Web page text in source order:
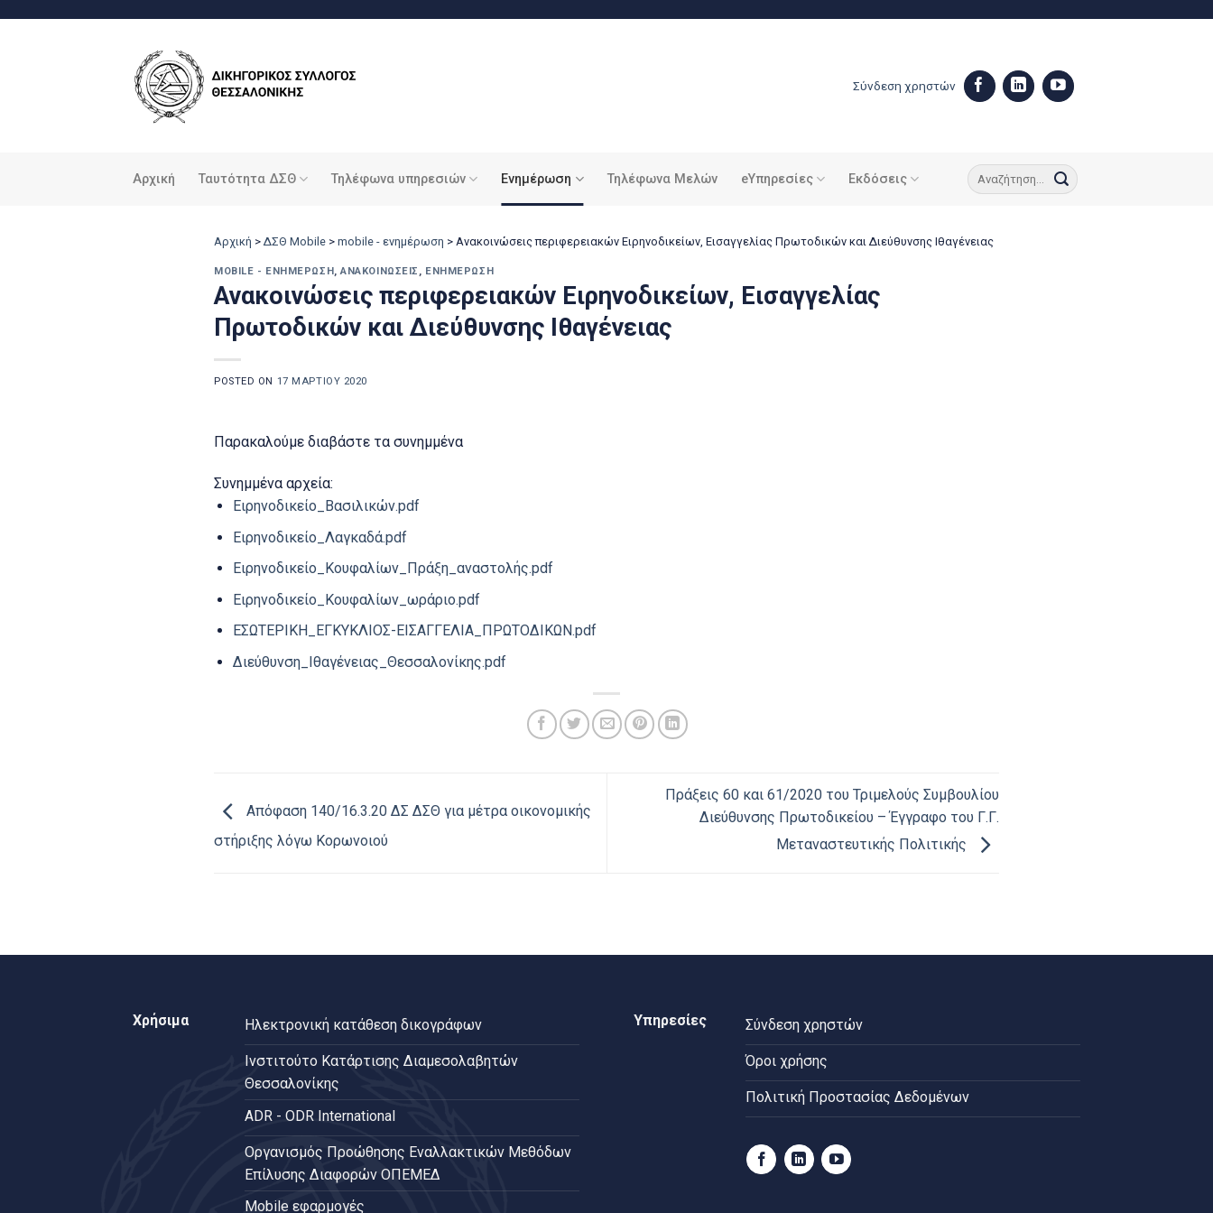
Σύνδεση χρηστών
Αρχική Ταυτότητα ΔΣΘ Τηλέφωνα υπηρεσιών Ενημέρωση Τηλέφωνα Μελών eΥπηρεσίες Εκδόσεις
Αρχική > ΔΣΘ Mobile > mobile - ενημέρωση > Ανακοινώσεις περιφερειακών Ειρηνοδικείων, Εισαγγελίας Πρωτοδικών και Διεύθυνσης Ιθαγένειας
MOBILE - ΕΝΗΜΈΡΩΣΗ,ΑΝΑΚΟΙΝΏΣΕΙΣ , ΕΝΗΜΈΡΩΣΗ
Ανακοινώσεις περιφερειακών Ειρηνοδικείων, Εισαγγελίας
Πρωτοδικών και Διεύθυνσης Ιθαγένειας
POSTED ON 17 ΜΑΡΤΊΟΥ 2020
Παρακαλούμε διαβάστε τα συνημμένα
Συνημμένα αρχεία:
Ειρηνοδικείο_Βασιλικών.pdf
Ειρηνοδικείο_Λαγκαδά.pdf
Ειρηνοδικείο_Κουφαλίων_Πράξη_αναστολής.pdf
Ειρηνοδικείο_Κουφαλίων_ωράριο.pdf
ΕΣΩΤΕΡΙΚΗ_ΕΓΚΥΚΛΙΟΣ-ΕΙΣΑΓΓΕΛΙΑ_ΠΡΩΤΟΔΙΚΩΝ.pdf
Διεύθυνση_Ιθαγένειας_Θεσσαλονίκης.pdf
Απόφαση 140/16.3.20 ΔΣ ΔΣΘ για μέτρα οικονομικής
στήριξης λόγω Κορωνοιού
Πράξεις 60 και 61/2020 του Τριμελούς Συμβουλίου
Διεύθυνσης Πρωτοδικείου – Έγγραφο του Γ.Γ.
Μεταναστευτικής Πολιτικής
Χρήσιμα Ηλεκτρονική κατάθεση δικογράφων
Ινστιτούτο Κατάρτισης Διαμεσολαβητών
Θεσσαλονίκης
ADR - ODR International
Oργανισμός Προώθησης Εναλλακτικών Μεθόδων
Επίλυσης Διαφορών ΟΠΕΜΕΔ
Mobile εφαρμογές
Υπηρεσίες Σύνδεση χρηστών
Όροι χρήσης
Πολιτική Προστασίας Δεδομένων